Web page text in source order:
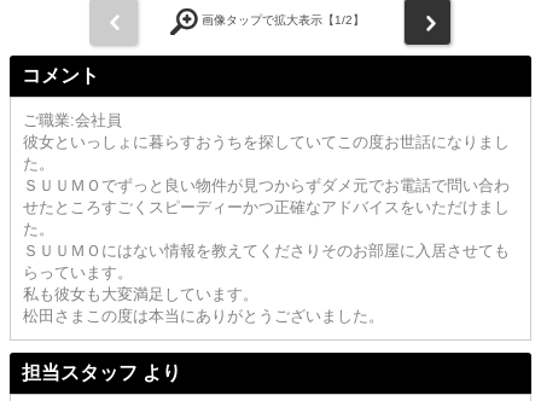
画像タップで拡大表示【1/2】
コメント
ご職業:会社員
彼女といっしょに暮らすおうちを探していてこの度お世話になりまし
た。
ＳＵＵＭＯでずっと良い物件が見つからずダメ元でお電話で問い合わ
せたところすごくスピーディーかつ正確なアドバイスをいただけまし
た。
ＳＵＵＭＯにはない情報を教えてくださりそのお部屋に入居させても
らっています。
私も彼女も大変満足しています。
松田さまこの度は本当にありがとうございました。
担当スタッフ より